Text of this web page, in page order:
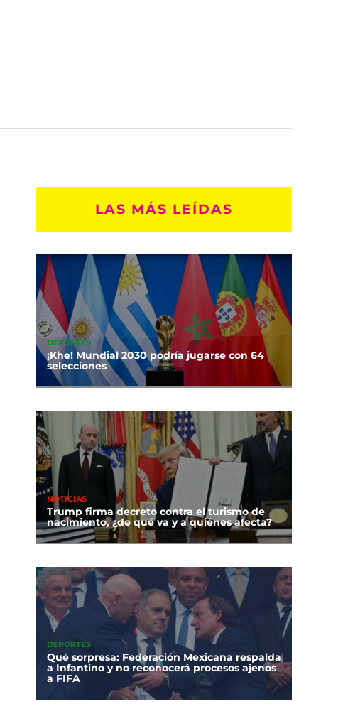
LAS MÁS LEÍDAS
DEPORTES
¡Khe! Mundial 2030 podría jugarse con 64
selecciones
NOTICIAS
Trump firma decreto contra el turismo de
nacimiento, ¿de qué va y a quiénes afecta?
DEPORTES
Qué sorpresa: Federación Mexicana respalda
a Infantino y no reconocerá procesos ajenos
a FIFA